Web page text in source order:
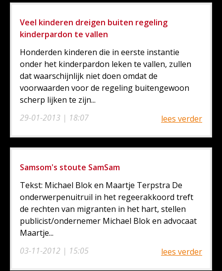
Veel kinderen dreigen buiten regeling
kinderpardon te vallen
29-01-2013 | 18:07
Honderden kinderen die in eerste instantie
onder het kinderpardon leken te vallen, zullen
dat waarschijnlijk niet doen omdat de
voorwaarden voor de regeling buitengewoon
scherp lijken te zijn...
lees verder
Samsom's stoute SamSam
03-11-2012 | 15:05
Tekst: Michael Blok en Maartje Terpstra De
onderwerpenuitruil in het regeerakkoord treft
de rechten van migranten in het hart, stellen
publicist/ondernemer Michael Blok en advocaat
Maartje...
lees verder